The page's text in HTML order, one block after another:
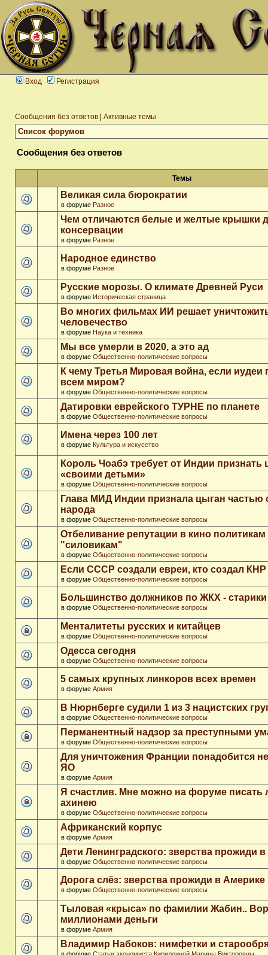
Вход Регистрация
Сообщения без ответов Активные темы
Список форумов
Сообщения без ответов
Темы
Великая сила бюрократии
в форуме Разное
Чем отличаются белые и желтые крышки
консервации
в форуме Разное
Народное единство
в форуме Разное
Русские морозы. О климате Древней Руси
в форуме Историческая страница
Во многих фильмах ИИ решает
человечество
в форуме Наука и техника
Мы все умерли в 2020, а это ад
в форуме Общественно-политические вопросы
К чему Третья Мировая война, если иудеи
всем миром?
в форуме Общественно-политические вопросы
Датировки еврейского ТУРНЕ по планете
в форуме Общественно-политические вопросы
Имена через 100 лет
в форуме Культура и искусство
Король Чоабэ требует от Индии признать
«своими детьми»
в форуме Общественно-политические вопросы
Глава МИД Индии признала цыган частью
народа
в форуме Общественно-политические вопросы
Отбеливание репутации в кино политикам
"силовикам"
в форуме Общественно-политические вопросы
Если СССР создали евреи, кто создал
в форуме Общественно-политические вопросы
Большинство должников по ЖКХ - старики
в форуме Общественно-политические вопросы
Менталитеты русских и китайцев
в форуме Общественно-политические вопросы
Одесса сегодня
в форуме Общественно-политические вопросы
5 самых крупных линкоров всех времен
в форуме Армия
В Нюрнберге судили 1 из 3 нацистских
в форуме Общественно-политические вопросы
Перманентный надзор за преступными
в форуме Общественно-политические вопросы
Для уничтожения Франции понадобится
ЯО
в форуме Армия
Я счастлив. Мне можно на форуме
ахинею
в форуме Общественно-политические вопросы
Африканский корпус
в форуме Армия
Дети Ленинградского: зверства прожиди
в форуме Общественно-политические вопросы
Дорога слёз: зверства прожиди в Америке
в форуме Общественно-политические вопросы
Тыловая «крыса» по фамилии Жабин..
миллионами деньги
в форуме Армия
Владимир Набоков: нимфетки и